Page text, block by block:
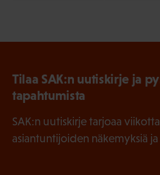
Tilaa SAK:n uutiskirje ja
tapahtumista
SAK:n uutiskirje tarjoaa
asiantuntijoiden näkemyksiä ja